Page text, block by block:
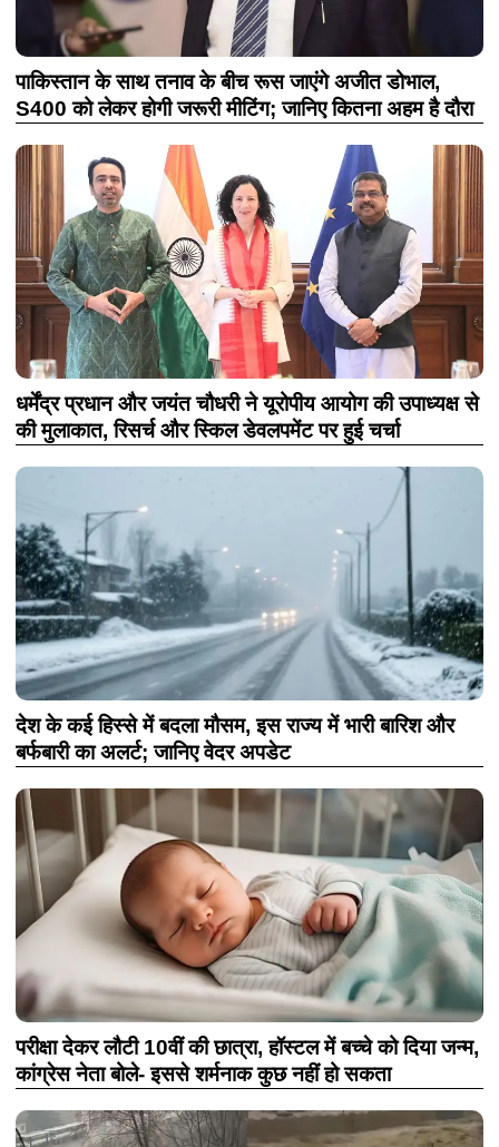
पाकिस्तान के साथ तनाव के बीच रूस जाएंगे अजीत डोभाल,
S400 को लेकर होगी जरूरी मीटिंग; जानिए कितना अहम है दौरा
धर्मेंद्र प्रधान और जयंत चौधरी ने यूरोपीय आयोग की उपाध्यक्ष से
की मुलाकात, रिसर्च और स्किल डेवलपमेंट पर हुई चर्चा
देश के कई हिस्से में बदला मौसम, इस राज्य में भारी बारिश और
बर्फबारी का अलर्ट; जानिए वेदर अपडेट
परीक्षा देकर लौटी 10वीं की छात्रा, हॉस्टल में बच्चे को दिया जन्म,
कांग्रेस नेता बोले- इससे शर्मनाक कुछ नहीं हो सकता